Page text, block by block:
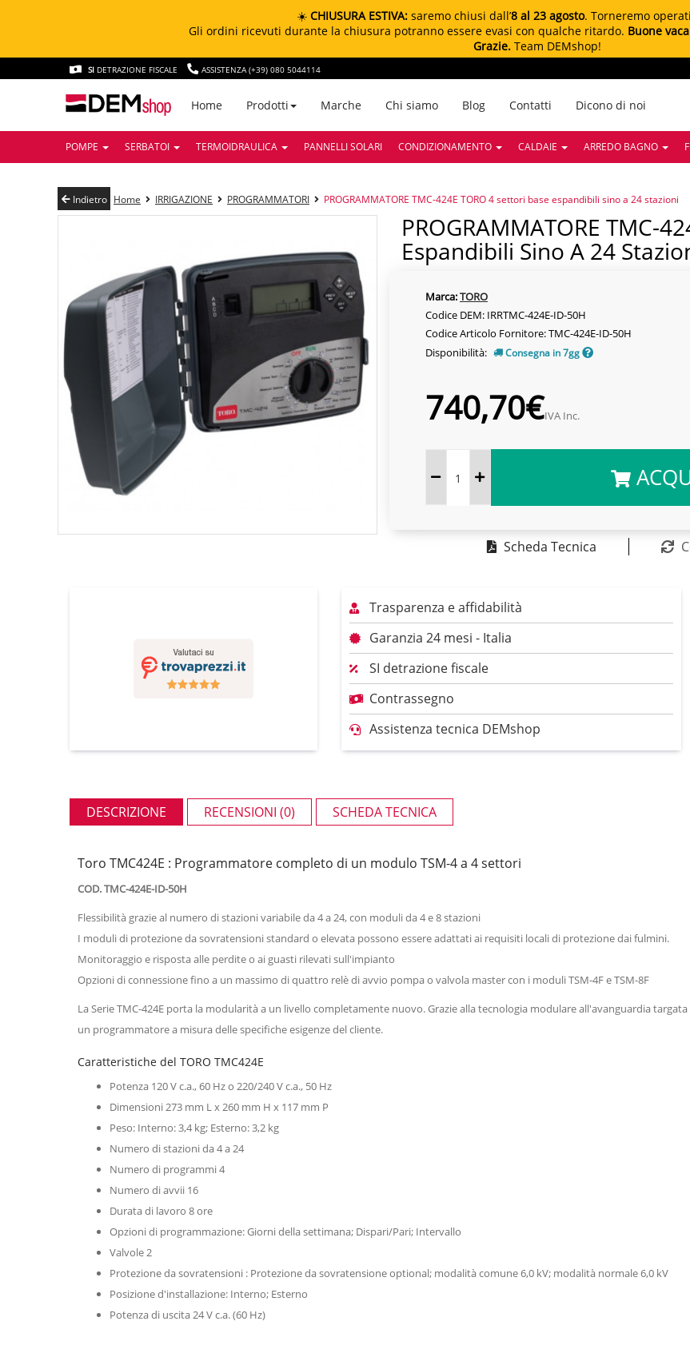
☀️ CHIUSURA ESTIVA: saremo chiusi dall’8 al 23 agosto. Torneremo
Gli ordini ricevuti durante la chiusura potranno essere evasi con qualche ritardo. Buone
Grazie. Team DEMshop!
SI DETRAZIONE FISCALE ASSISTENZA (+39) 080 5044114
Home Prodotti Marche Chi siamo Blog Contatti Dicono di noi
POMPE SERBATOI TERMOIDRAULICA PANNELLI SOLARI CONDIZIONAMENTO CALDAIE ARREDO BAGNO
Indietro Home IRRIGAZIONE PROGRAMMATORI PROGRAMMATORE TMC-424E TORO 4 settori base espandibili sino a 24 stazioni
PROGRAMMATORE TMC-424E TORO 4 Settori Base
Espandibili Sino A 24
Marca:TORO
Codice DEM: IRRTMC-424E-ID-50H
Codice Articolo Fornitore: TMC-424E-ID-50H
Disponibilità:
Consegna in 7gg
740,70€IVA Inc.
Scheda Tecnica
Trasparenza e affidabilità
Garanzia 24 mesi - Italia
SI detrazione fiscale
Contrassegno
Assistenza tecnica DEMshop
DESCRIZIONE RECENSIONI (0) SCHEDA TECNICA
Toro TMC424E : Programmatore completo di un modulo TSM-4 a 4 settori
COD. TMC-424E-ID-50H
Flessibilità grazie al numero di stazioni variabile da 4 a 24, con moduli da 4 e 8 stazioni
I moduli di protezione da sovratensioni standard o elevata possono essere adattati ai requisiti locali di protezione dai fulmini.
Monitoraggio e risposta alle perdite o ai guasti rilevati sull'impianto
Opzioni di connessione fino a un massimo di quattro relè di avvio pompa o valvola master con i moduli TSM-4F e TSM-8F
La Serie TMC-424E porta la modularità a un livello completamente nuovo. Grazie alla tecnologia modulare all'avanguardia
un programmatore a misura delle specifiche esigenze del cliente.
Caratteristiche del TORO TMC424E
Potenza 120 V c.a., 60 Hz o 220/240 V c.a., 50 Hz
Dimensioni 273 mm L x 260 mm H x 117 mm P
Peso: Interno: 3,4 kg; Esterno: 3,2 kg
Numero di stazioni da 4 a 24
Numero di programmi 4
Numero di avvii 16
Durata di lavoro 8 ore
Opzioni di programmazione: Giorni della settimana; Dispari/Pari; Intervallo
Valvole 2
Protezione da sovratensioni : Protezione da sovratensione optional; modalità comune 6,0 kV; modalità normale 6,0 kV
Posizione d'installazione: Interno; Esterno
Potenza di uscita 24 V c.a. (60 Hz)